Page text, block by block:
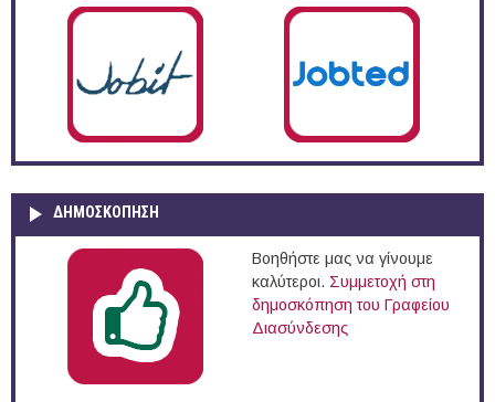
ΔΗΜΟΣΚΌΠΗΣΗ
Βοηθήστε μας να γίνουμε
καλύτεροι. Συμμετοχή στη
δημοσκόπηση του Γραφείου
Διασύνδεσης